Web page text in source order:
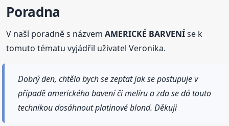
Poradna
V naší poradně s názvemAMERICKÉ BARVENÍse k
tomuto tématu vyjádřil uživatel Veronika.
Dobrý den, chtěla bych se zeptat jak se postupuje v
případě amerického bavení či melíru a zda se dá touto
technikou dosáhnout platinové blond. Děkuji